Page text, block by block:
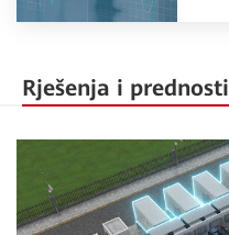
Rješenja i prednosti